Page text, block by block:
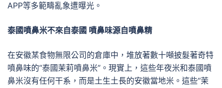
APP等多範疇亂象遭曝光。
泰國噴鼻米不來自泰國 噴鼻味源自噴鼻精
在安徽某食物無限公司的倉庫中，堆放著數十噸披髮著奇特
噴鼻味的“泰國茉莉噴鼻米”。現實上，這些年夜米和泰國噴
鼻米沒有任何干系，而是土生土長的安徽當地米。這些“茉